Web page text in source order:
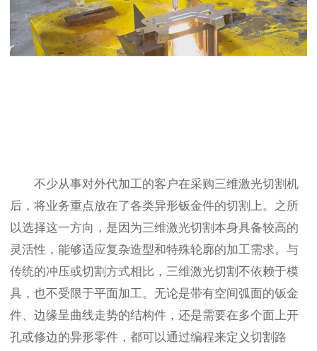
不少从事对外代加工的客户在采购三维激光切割机
后，将业务重点放在了各类异形钣金件的切割上。之所
以选择这一方向，是因为三维激光切割本身具备较高的
灵活性，能够适应复杂造型和特殊轮廓的加工需求。与
传统的冲压或切割方式相比，三维激光切割不依赖于模
具，也不受限于平面加工。无论是带有空间弧面的钣金
件、边缘呈曲线走势的结构件，还是需要在多个面上开
孔或修边的异形零件，都可以通过编程来定义切割路